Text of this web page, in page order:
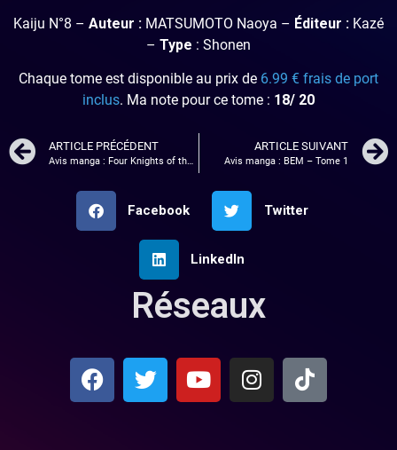
Kaiju N°8 – Auteur : MATSUMOTO Naoya – Éditeur : Kazé
– Type : Shonen
Chaque tome est disponible au prix de 6.99 € frais de port
inclus. Ma note pour ce tome : 18/ 20
ARTICLE PRÉCÉDENT ARTICLE SUIVANT
Avis manga : BEM – Tome 1
Facebook Twitter
LinkedIn
Réseaux